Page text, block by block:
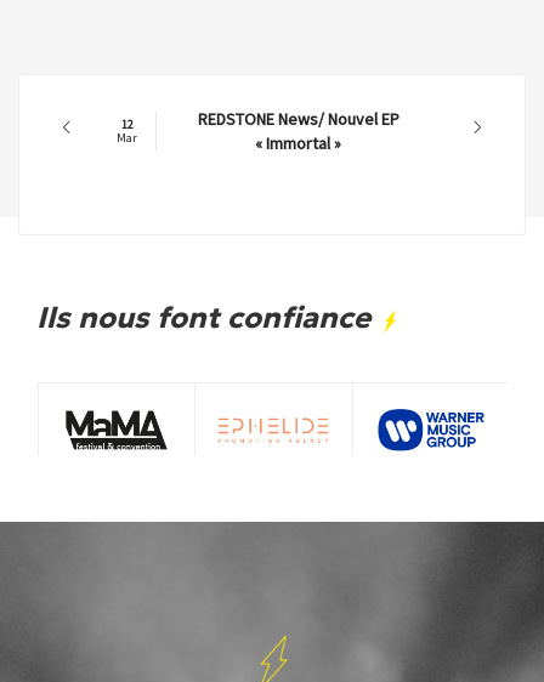
12
Mar
REDSTONE News/ Nouvel EP
« Immortal »
Ils nous font confiance